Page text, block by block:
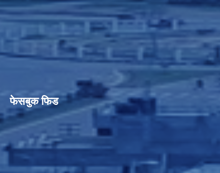
फेसबुक फिड